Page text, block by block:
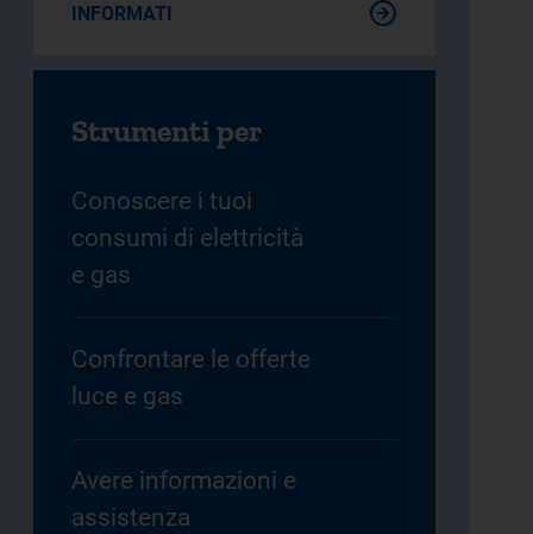
INFORMATI
Strumenti per
Conoscere i tuoi
consumi di elettricità
e gas
Confrontare le offerte
luce e gas
Avere informazioni e
assistenza